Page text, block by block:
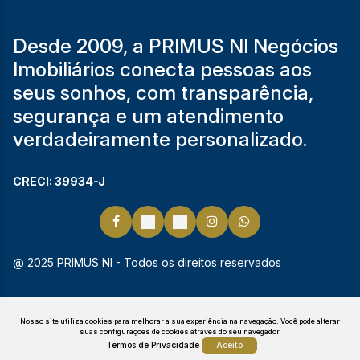
Nosso site utiliza cookies para melhorar a sua experiência na navegação. Você pode alterar
suas configurações de cookies através do seu navegador.
Termos de Privacidade Aceito
Desde 2009, a PRIMUS NI Negócios
Imobiliários conecta pessoas aos
seus sonhos, com transparência,
segurança e um atendimento
verdadeiramente personalizado.
CRECI: 39934-J
@ 2025 PRIMUS NI - Todos os direitos reservados